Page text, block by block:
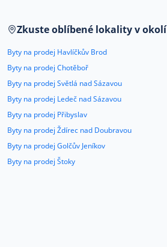
O nás
Kariéra
Kontakt
Zkuste oblíbené lokality v okolí
Byty na prodej Havlíčkův Brod
Byty na prodej Chotěboř
Byty na prodej Světlá nad Sázavou
Byty na prodej Ledeč nad Sázavou
Byty na prodej Přibyslav
Byty na prodej Ždírec nad Doubravou
Byty na prodej Golčův Jeníkov
Byty na prodej Štoky